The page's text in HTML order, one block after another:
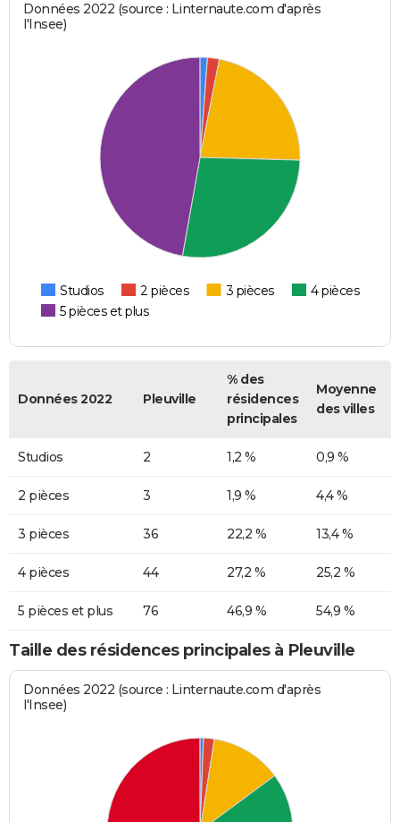
Données 2022 (source : Linternaute.com d'après
l'Insee)
Studios 2 pièces 3 pièces
4 pièces
5 pièces et plus
Données 2022 Pleuville
% des
résidences
principales
Moyenne
des villes
Studios 2 1,2 % 0,9 %
2 pièces 3 1,9 % 4,4 %
3 pièces 36 22,2 % 13,4 %
4 pièces 44 27,2 % 25,2 %
5 pièces et plus 76 46,9 % 54,9 %
Taille des résidences principales à Pleuville
Données 2022 (source : Linternaute.com d'après
l'Insee)